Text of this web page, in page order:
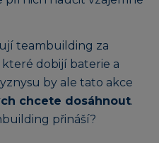
teambuilding za
dobijí baterie a
by ale tato akce
chcete dosáhnout.
přináší?